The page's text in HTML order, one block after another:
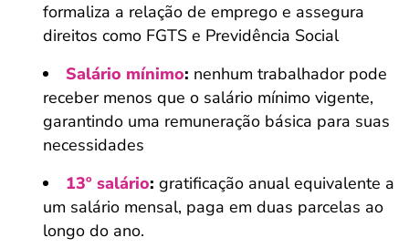
formaliza a relação de emprego e assegura
direitos como FGTS e Previdência Social
Salário mínimo: nenhum trabalhador pode
receber menos que o salário mínimo vigente,
garantindo uma remuneração básica para suas
necessidades
13º salário: gratificação anual equivalente a
um salário mensal, paga em duas parcelas ao
longo do ano.